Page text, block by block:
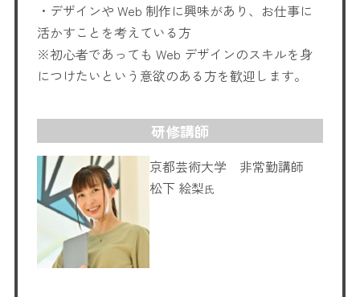
・デザインや Web 制作に興味があり、お仕事に
活かすことを考えている方
※初心者であっても Web デザインのスキルを身
につけたいという意欲のある方を歓迎します。
研修講師
京都芸術大学 非常勤講師
松下 絵梨氏